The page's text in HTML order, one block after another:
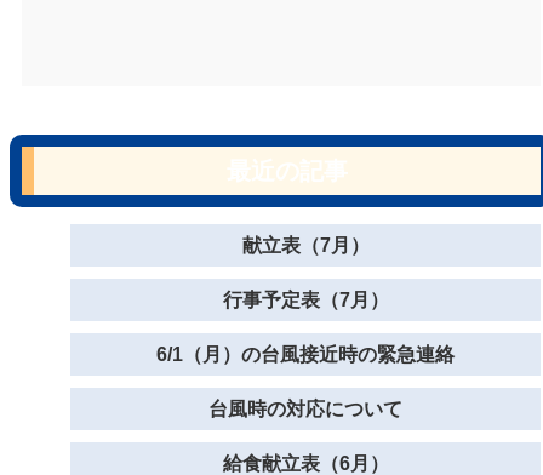
献立表（7月）
行事予定表（7月）
6/1（月）の台風接近時の緊急連絡
台風時の対応について
給食献立表（6月）